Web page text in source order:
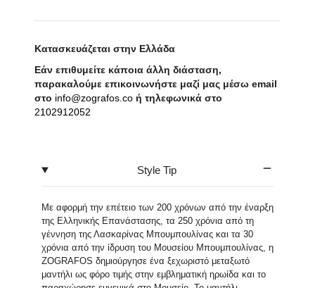
Κατασκευάζεται στην Ελλάδα
Εάν επιθυμείτε κάποια άλλη διάσταση,
παρακαλούμε επικοινωνήστε μαζί μας μέσω email
στο info@zografos.co ή τηλεφωνικά στο
2102912052
Style Tip
Με αφορμή την επέτειο των 200 χρόνων από την έναρξη
της Ελληνικής Επανάστασης, τα 250 χρόνια από τη
γέννηση της Λασκαρίνας Μπουμπουλίνας και τα 30
χρόνια από την ίδρυση του Μουσείου Μπουμπουλίνας, η
ZOGRAFOS δημιούργησε ένα ξεχωριστό μεταξωτό
μαντήλι ως φόρο τιμής στην εμβληματική ηρωίδα και το